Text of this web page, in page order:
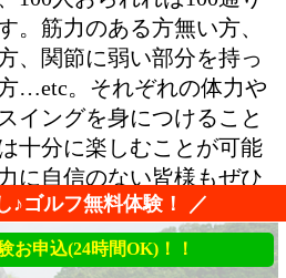
。筋力のある方無い方、
、関節に弱い部分を持っ
…etc。それぞれの体力や
イングを身につけること
十分に楽しむことが可能
に自信のない皆様もぜひ
ただければと思います！
♪ゴルフ無料体験！ ／
お申込(24時間OK)！！